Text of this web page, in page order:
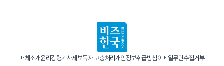
매체소개윤리강령기사제보독자 고충처리 개인정보취급방침이메일무단수집거부